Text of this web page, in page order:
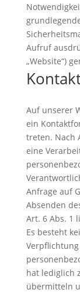
Aufruf
„Website“)
Auf unserer
ein
treten. Nach
eine
Anfrage auf
Absenden
Art. 6 Abs. 1
Es besteht
hat lediglich
übermitteln